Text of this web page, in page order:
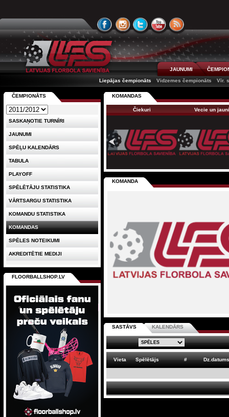
JAUNUMI
Liepājas čempionāts
Vidzemes čempionāts Vīr.
KOMANDAS
Čiekuri Vecie un
KOMANDA
SASTĀVS KALENDĀRS
Vieta Spēlētājs # Dz.datums
ČEMPIONĀTS
SASKAŅOTIE TURNĪRI
JAUNUMI
SPĒĻU KALENDĀRS
TABULA
PLAYOFF
SPĒLĒTĀJU STATISTIKA
VĀRTSARGU STATISTIKA
KOMANDU STATISTIKA
KOMANDAS
SPĒLES NOTEIKUMI
AKREDITĒTIE MEDIJI
FLOORBALLSHOP.LV